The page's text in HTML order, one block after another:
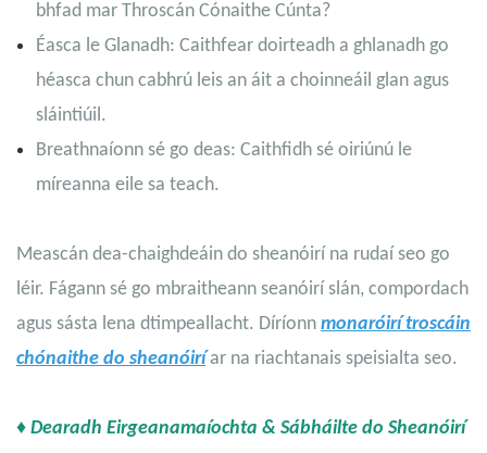
bhfad mar Throscán Cónaithe Cúnta?
Éasca le Glanadh: Caithfear doirteadh a ghlanadh go
héasca chun cabhrú leis an áit a choinneáil glan agus
sláintiúil.
Breathnaíonn sé go deas: Caithfidh sé oiriúnú le
míreanna eile sa teach.
Meascán dea-chaighdeáin do sheanóirí na rudaí seo go
léir. Fágann sé go mbraitheann seanóirí slán, compordach
agus sásta lena dtimpeallacht. Díríonn monaróirí troscáin
chónaithe do sheanóiríar na riachtanais speisialta seo.
♦ Dearadh Eirgeanamaíochta & Sábháilte do Sheanóirí